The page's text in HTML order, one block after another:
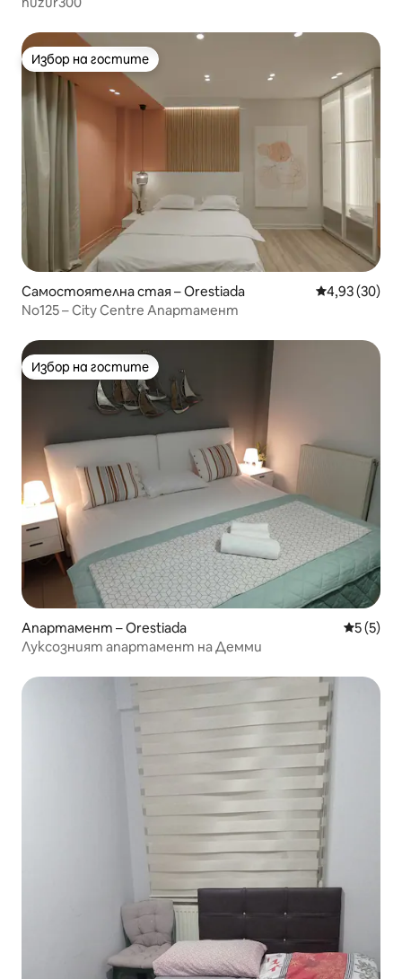
Избор на гостите
Избор на гостите
Самостоятелна стая – Orestiada Средна
4,93 (30)
No125 – City Centre Апартамент
Избор на гостите
Избор на гостите
Апартамент – Orestiada Средна
5 (5)
Луксозният апартамент на Демми